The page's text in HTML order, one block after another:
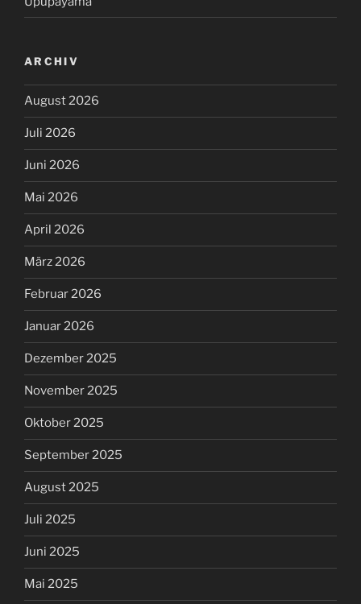
ARCHIV
August 2026
Juli 2026
Juni 2026
Mai 2026
April 2026
März 2026
Februar 2026
Januar 2026
Dezember 2025
November 2025
Oktober 2025
September 2025
August 2025
Juli 2025
Juni 2025
Mai 2025